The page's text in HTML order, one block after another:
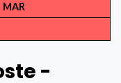
MAR
-